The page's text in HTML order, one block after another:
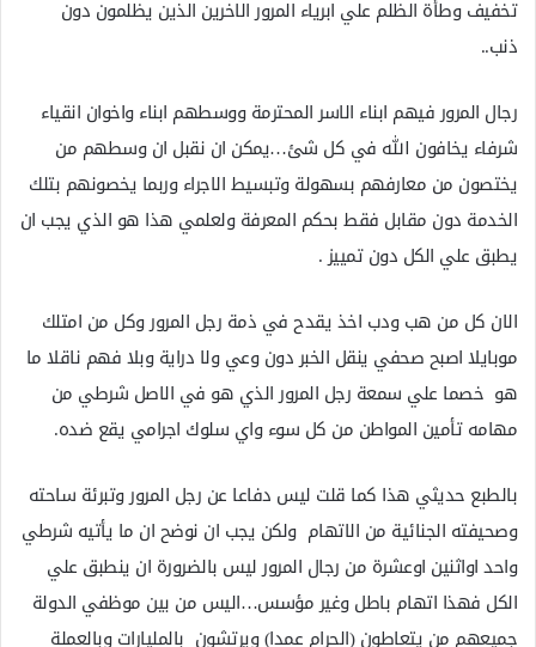
تخفيف وطأة الظلم علي ابرياء المرور الاخرين الذين يظلمون دون
ذنب..
رجال المرور فيهم ابناء الاسر المحترمة ووسطهم ابناء واخوان انقياء
شرفاء يخافون الله في كل شئ…يمكن ان نقبل ان وسطهم من
يختصون من معارفهم بسهولة وتبسيط الاجراء وربما يخصونهم بتلك
الخدمة دون مقابل فقط بحكم المعرفة ولعلمي هذا هو الذي يجب ان
يطبق علي الكل دون تمييز .
الان كل من هب ودب اخذ يقدح في ذمة رجل المرور وكل من امتلك
موبايلا اصبح صحفي ينقل الخبر دون وعي ولا دراية وبلا فهم ناقلا ما
هو خصما علي سمعة رجل المرور الذي هو في الاصل شرطي من
مهامه تأمين المواطن من كل سوء واي سلوك اجرامي يقع ضده.
بالطبع حديثي هذا كما قلت ليس دفاعا عن رجل المرور وتبرئة ساحته
وصحيفته الجنائية من الاتهام ولكن يجب ان نوضح ان ما يأتيه شرطي
واحد اواثنين اوعشرة من رجال المرور ليس بالضرورة ان ينطبق علي
الكل فهذا اتهام باطل وغير مؤسس…اليس من بين موظفي الدولة
جميعهم من يتعاطون (الحرام عمدا) ويرتشون بالمليارات وبالعملة